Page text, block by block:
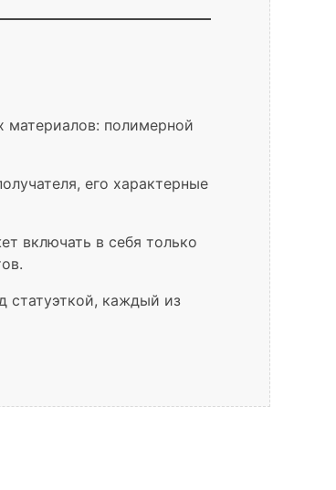
материалов: полимерной
его характерные
включать в себя только
статуэткой, каждый из